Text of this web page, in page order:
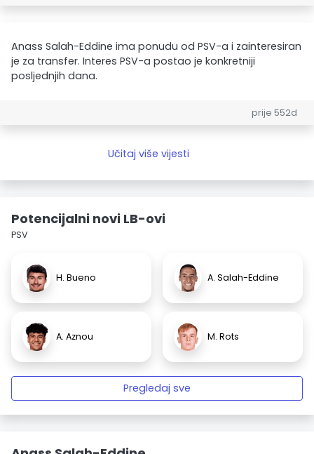
Anass Salah-Eddine ima ponudu od PSV-a i zainteresiran
je za transfer. Interes PSV-a postao je konkretniji
posljednjih dana.
prije 552d
Učitaj više vijesti
Potencijalni novi LB-ovi
PSV
H. Bueno A. Salah-Eddine
A. Aznou M. Rots
Pregledaj sve